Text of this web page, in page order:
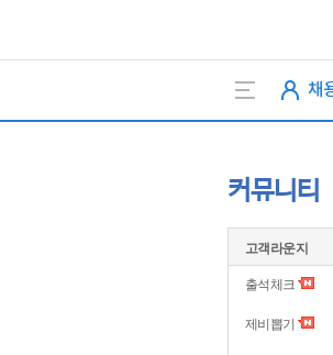
채
커뮤니티
고객라운지
출석체크
제비뽑기